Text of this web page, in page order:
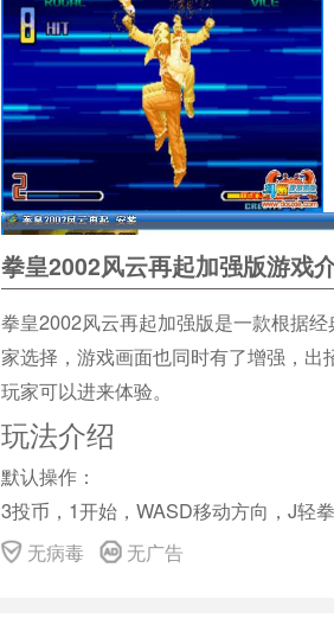
拳皇2002风云再起加强版游戏
拳皇2002风云再起加强版是一款根据
家选择，游戏画面也同时有了增强，
玩家可以进来体验。
玩法介绍
默认操作：
3投币，1开始，WASD移动方向，J轻
必杀技：
无病毒 无广告